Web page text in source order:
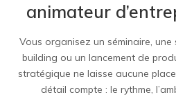
animateur
Vous organisez un séminaire,
building ou un lancement de
stratégique ne laisse aucune
détail compte : le rythme,